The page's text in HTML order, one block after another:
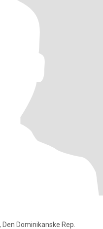
Dominikanske Rep.